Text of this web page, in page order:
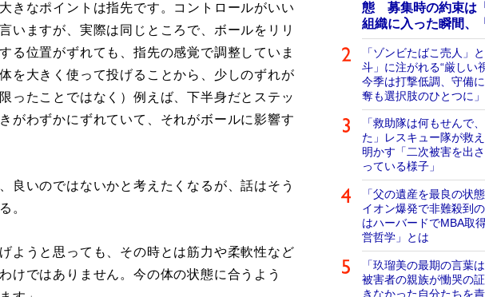
きなポイントは指先です。コントロールがいい
いますが、実際は同じところで、ボールをリリ
る位置がずれても、指先の感覚で調整していま
を大きく使って投げることから、少しのずれが
ったことではなく）例えば、下半身だとステッ
がわずかにずれていて、それがボールに影響す
いのではないかと考えたくなるが、話はそう
。
ようと思っても、その時とは筋力や柔軟性など
けではありません。今の体の状態に合うよう
態 募集時の約束は
組織に入った瞬間、
「ゾンビたばこ売人」
斗」に注がれる“厳し
今季は打撃低調、守備
奪も選択肢のひとつに」
「救助隊は何もせんで
た」レスキュー隊が救
明かす「二次被害を出
っている様子」
「父の遺産を最良の
イオン爆発で非難殺到
はハーバードでMBA取
営哲学」とは
「玖瑠美の最期の言
被害者の親族が慟哭の
きなかった自分たちを